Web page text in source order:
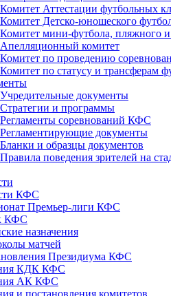
Комитет Аттестации футбольных
Комитет Детско-юношеского
Комитет мини-футбола, пляжного
Апелляционный комитет
Комитет по проведению
Комитет по статусу и трансферам
Учредительные документы
Стратегии и программы
Регламенты соревнований КФС
Регламентирующие документы
Бланки и образцы документов
Правила поведения зрителей на
КФС
Премьер-лиги КФС
КФС
назначения
матчей
Президиума КФС
КДК КФС
АК КФС
и постановления комитетов